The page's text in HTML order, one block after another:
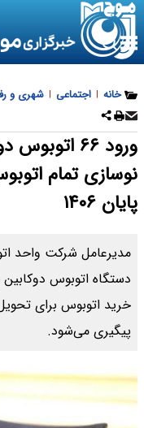
خانه | اجتماعی | شهری و
ورود ۶۶
نوسازی تمام
پایان ۱۴۰۶
دستگاه اتوبوس
خرید اتوبوس برای
پیگیری می‌شود.